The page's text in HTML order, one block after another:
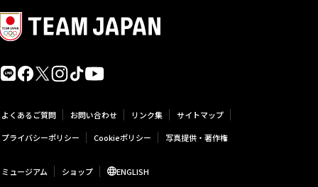
よくあるご質問 お問い合わせ リンク集
サイトマップ
プライバシーポリシー
Cookieポリシー 写真提供・著作権
ミュージアム ショップ ENGLISH